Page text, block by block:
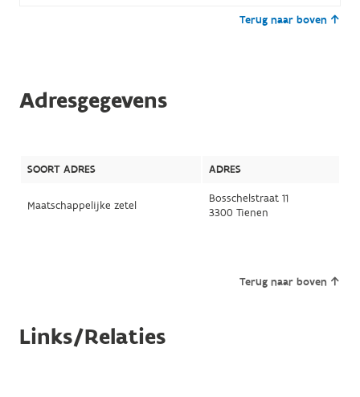
Terug naar boven
Adresgegevens
SOORT ADRES ADRES
Maatschappelijke zetel
Bosschelstraat 11
3300 Tienen
Terug naar boven
Links/Relaties